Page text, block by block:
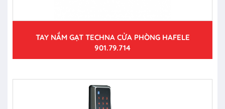
TAY NẮM GẠT TECHNA CỬA PHÒNG HAFELE
901.79.714